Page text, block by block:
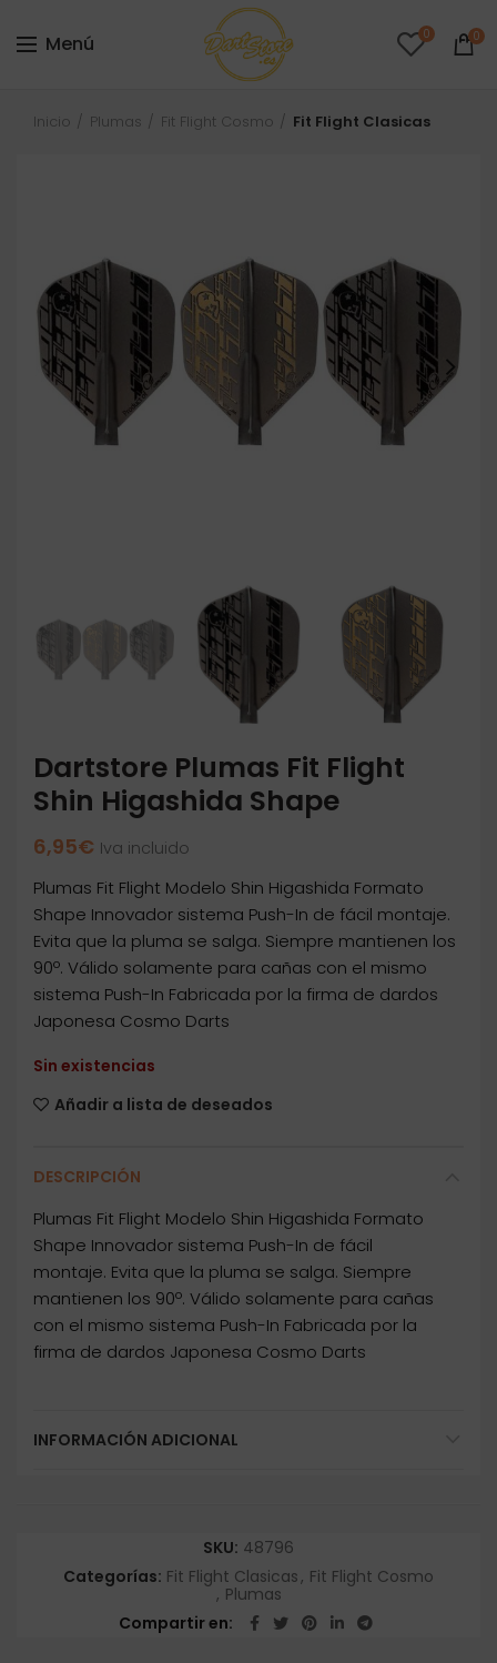
Menú 0 0
Inicio Plumas Fit Flight Cosmo Fit Flight Clasicas
Dartstore Plumas Fit Flight
Shin Higashida Shape
6,95€ Iva incluido
Plumas Fit Flight Modelo Shin Higashida Formato
Shape Innovador sistema Push-In de fácil montaje.
Evita que la pluma se salga. Siempre mantienen los
90º. Válido solamente para cañas con el mismo
sistema Push-In Fabricada por la firma de dardos
Japonesa Cosmo Darts
Sin existencias
Añadir a lista de deseados
DESCRIPCIÓN
Plumas Fit Flight Modelo Shin Higashida Formato
Shape Innovador sistema Push-In de fácil
montaje. Evita que la pluma se salga. Siempre
mantienen los 90º. Válido solamente para cañas
con el mismo sistema Push-In Fabricada por la
firma de dardos Japonesa Cosmo Darts
INFORMACIÓN ADICIONAL
SKU: 48796
Categorías: Fit Flight Clasicas, Fit Flight Cosmo
, Plumas
Compartir en